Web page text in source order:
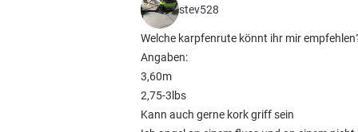
stev528
Welche karpfenrute könnt ihr mir
Angaben:
3,60m
2,75-3lbs
Kann auch gerne kork griff sein